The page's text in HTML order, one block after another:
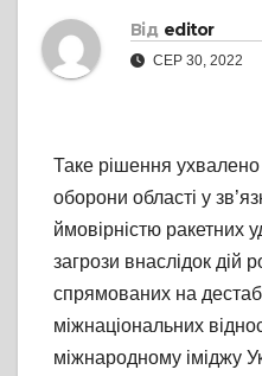
Від editor
СЕР 30, 2022
Таке рішення ухвалено
оборони області у
ймовірністю ракетних
загрози внаслідок дій
спрямованих на
міжнаціональних
міжнародному іміджу